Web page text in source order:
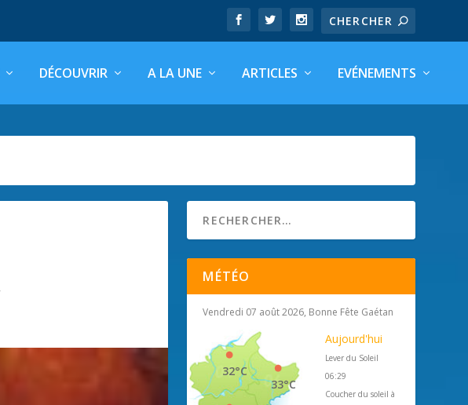
DÉCOUVRIR A LA UNE ARTICLES EVÉNEMENTS
MÉTÉO
Vendredi 07 août 2026, Bonne Fête Gaétan
33°C
32°C
Aujourd'hui
Lever du Soleil
06:29
Coucher du soleil à